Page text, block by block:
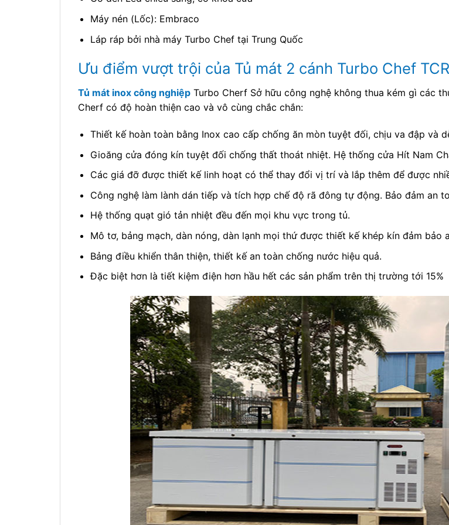
Máy nén (Lốc): Embraco
Láp ráp bởi nhà máy Turbo Chef tại Trung Quốc
Ưu điểm vượt trội của Tủ mát 2 cánh Turbo Chef
Tủ mát inox công nghiệp Turbo Cherf Sở hữu công nghệ không thua kém gì các
Cherf có độ hoàn thiện cao và vô cùng chắc chắn:
Thiết kế hoàn toàn bằng Inox cao cấp chống ăn mòn tuyệt đối, chịu va đập và
Gioăng cửa đóng kín tuyệt đối chống thất thoát nhiệt. Hệ thống cửa Hít Nam
Các giá đỡ được thiết kế linh hoạt có thể thay đổi vị trí và lắp thêm để được
Công nghệ làm lành dán tiếp và tích hợp chế độ rã đông tự động. Bảo đảm an
Hệ thống quạt gió tản nhiệt đều đến mọi khu vực trong tủ.
Mô tơ, bảng mạch, dàn nóng, dàn lạnh mọi thứ được thiết kế khép kín đảm bảo
Bảng điều khiển thân thiện, thiết kế an toàn chống nước hiệu quả.
Đặc biệt hơn là tiết kiệm điện hơn hầu hết các sản phẩm trên thị trường tới 15%